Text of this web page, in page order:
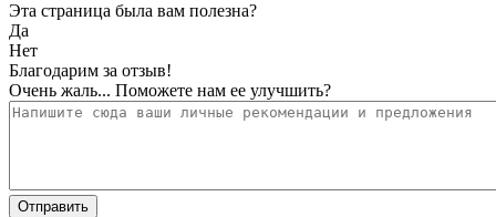
Эта страница была вам полезна?
Да
Нет
Благодарим за отзыв!
Очень жаль... Поможете нам ее улучшить?